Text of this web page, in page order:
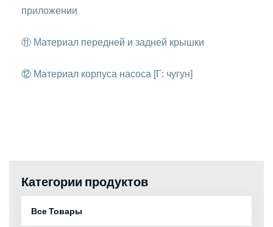
приложении
⑪ Материал передней и задней крышки
⑫ Материал корпуса насоса [Г: чугун]
Категории продуктов
Все Товары